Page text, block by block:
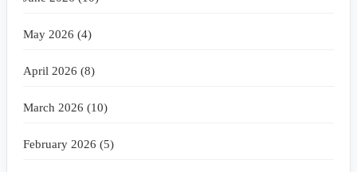
May 2026 (4)
April 2026 (8)
March 2026 (10)
February 2026 (5)